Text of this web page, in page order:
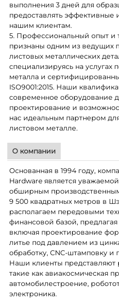
выполнения 3 дней для
предоставлять эффективные
нашим клиентам.
5. Профессиональный опыт и
признаны одним из ведущих
листовых металлических
специализируясь на услугах
металла и
ISO9001:2015. Наши
современное оборудование
проектирование и
нас идеальным партнером
листовом металле.
О компании
Основанная в 1994 году,
Hardware является
обширным
9 500 квадратных метров в
располагаем передовыми
финансовой базой,
включая проектирование
литье под давлением из
обработку, CNC-штамповку и
Наши клиенты представляют
такие как авиакосмическая
автомобилестроение,
электроника.